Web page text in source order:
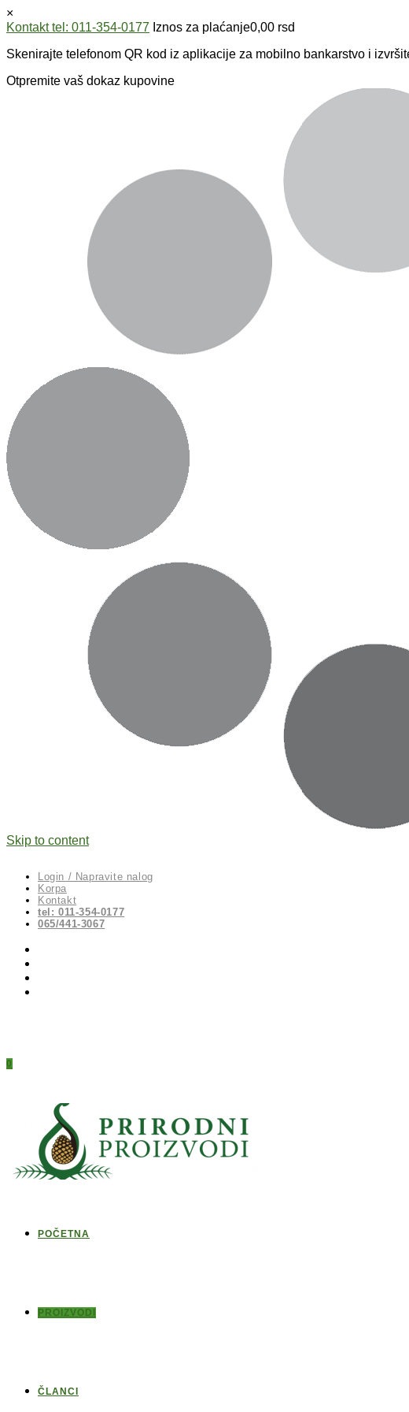
×
Kontakt tel: 011-354-0177 Iznos za plaćanje0,00 rsd
Skenirajte telefonom QR kod iz aplikacije za mobilno bankarstvo i
Otpremite vaš dokaz kupovine
Skip to content
Login / Napravite nalog
Korpa
Kontakt
tel: 011-354-0177
065/441-3067
0
POČETNA
PROIZVODI
ČLANCI